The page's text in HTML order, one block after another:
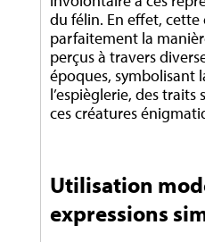
du félin. En effet, cette
parfaitement la
perçus à travers
époques, symbolisant
l’espièglerie, des
ces créatures
Utilisation
expressions